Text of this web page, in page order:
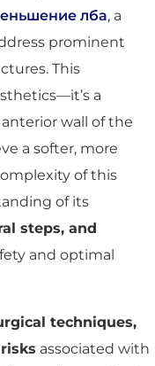
лба, a
prominent
This
a
wall of the
a softer, more
of this
of its
steps, and
and optimal
techniques,
associated with